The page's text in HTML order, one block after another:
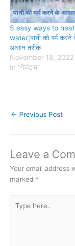
5 easy ways to heat
water|पानी को गर्म
आसान तरीके
November 18, 2022
In "गैजेट्स"
← Previous Post
Leave a
Your email address
marked *
here..